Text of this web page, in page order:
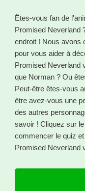
Êtes-vous fan de
Promised Neverland
endroit ! Nous avons
pour vous aider à
Promised Neverland
que Norman ? Ou
Peut-être êtes-vous
être avez-vous une
des autres
savoir ! Cliquez sur
commencer le quiz
Promised Neverland